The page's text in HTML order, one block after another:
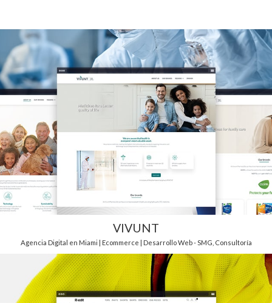
VIVUNT
Agencia Digital en Miami | Ecommerce | Desarrollo Web - SMG Consultoría